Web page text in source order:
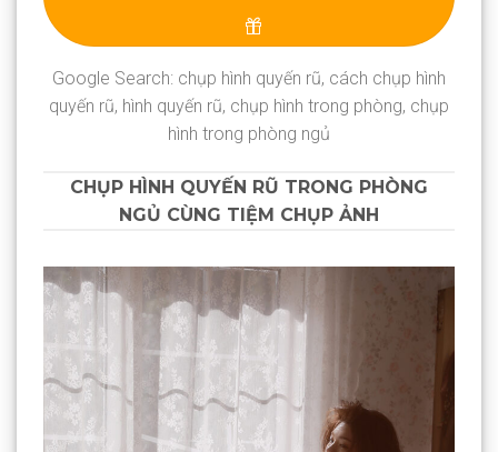
Google Search: chụp hình quyến rũ, cách chụp hình
quyến rũ, hình quyến rũ, chụp hình trong phòng, chụp
hình trong phòng ngủ
CHỤP HÌNH QUYẾN RŨ TRONG PHÒNG
NGỦ CÙNG TIỆM CHỤP ẢNH